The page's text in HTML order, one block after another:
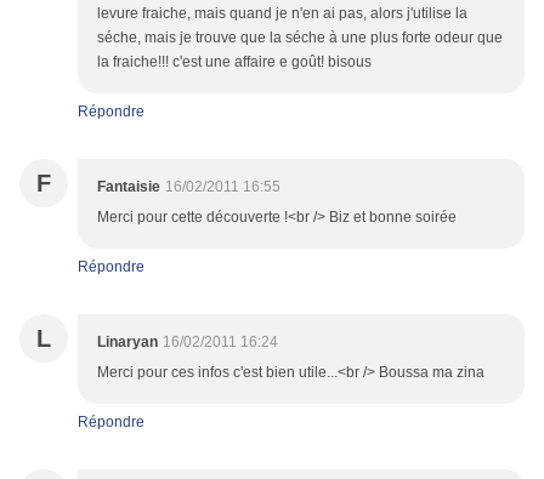
levure fraiche, mais quand je n'en ai pas, alors j'utilise la
séche, mais je trouve que la séche à une plus forte odeur que
la fraiche!!! c'est une affaire e goût! bisous
Répondre
F Fantaisie 16/02/2011 16:55
Merci pour cette découverte !<br /> Biz et bonne soirée
Répondre
L Linaryan 16/02/2011 16:24
Merci pour ces infos c'est bien utile...<br /> Boussa ma zina
Répondre